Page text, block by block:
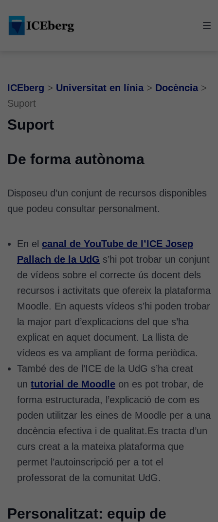
main
content
footer
ICEberg > Universitat en línia > Docència >
Suport
Suport
De forma autònoma
Disposeu d’un conjunt de recursos disponibles
que podeu consultar personalment.
En el canal de YouTube de l’ICE Josep
Pallach de la UdG s’hi pot trobar un conjunt
de vídeos sobre el correcte ús docent dels
recursos i activitats que ofereix la plataforma
Moodle. En aquests vídeos s’hi poden trobar
la major part d’explicacions del que s’ha
explicat en aquet document. La llista de
vídeos es va ampliant de forma periòdica.
També des de l’ICE de la UdG s’ha creat
un tutorial de Moodle on es pot trobar, de
forma estructurada, l’explicació de com es
poden utilitzar les eines de Moodle per a una
docència efectiva i de qualitat.Es tracta d’un
curs creat a la mateixa plataforma que
permet l’autoinscripció per a tot el
professorat de la comunitat UdG.
Personalitzat: equip de